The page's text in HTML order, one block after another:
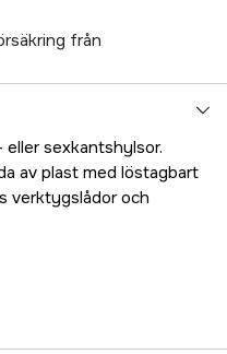
från
sexkantshylsor.
av plast med löstagbart
verktygslådor och